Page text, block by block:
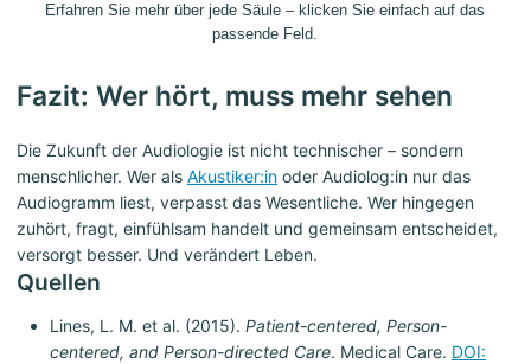
Erfahren Sie mehr über jede Säule – klicken Sie einfach auf das
passende Feld.
Fazit: Wer hört, muss mehr sehen
Die Zukunft der Audiologie ist nicht technischer – sondern
menschlicher. Wer als Akustiker:in oder Audiolog:in nur das
Audiogramm liest, verpasst das Wesentliche. Wer hingegen
zuhört, fragt, einfühlsam handelt und gemeinsam entscheidet,
versorgt besser. Und verändert Leben.
Quellen
Lines, L. M. et al. (2015). Patient-centered, Person-
centered, and Person-directed Care. Medical Care. DOI: